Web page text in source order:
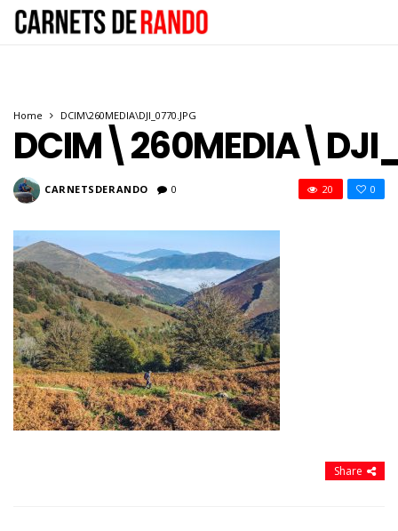
Home DCIM\260MEDIA\DJI_0770.JPG
CARNETSDERANDO 0 0
20
Share